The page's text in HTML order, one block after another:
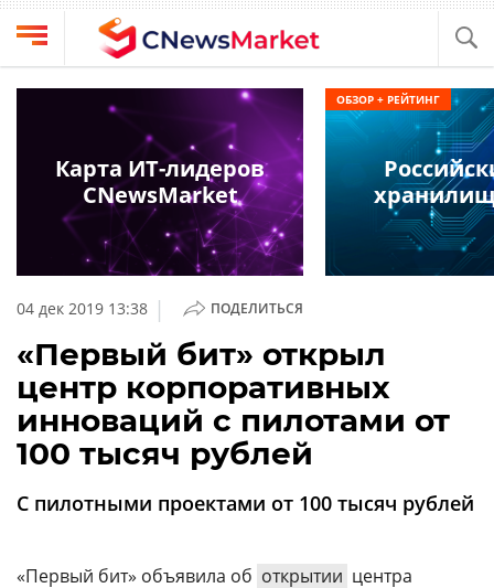
Выбрать
провайдера
Компании
обзоры
кабинет
О
проекте
CNews
Аналитика
CNews
Конференции
Техника
04 дек 2019 13:38 | ПОДЕЛИТЬСЯ
«Первый бит» открыл
центр корпоративных
инноваций с пилотами от
100 тысяч рублей
С пилотными проектами от 100 тысяч рублей
«Первый бит» объявила об открытии центра
Карта ИТ-лидеров
CNewsMarket
ОБЗОР + РЕЙТИНГ